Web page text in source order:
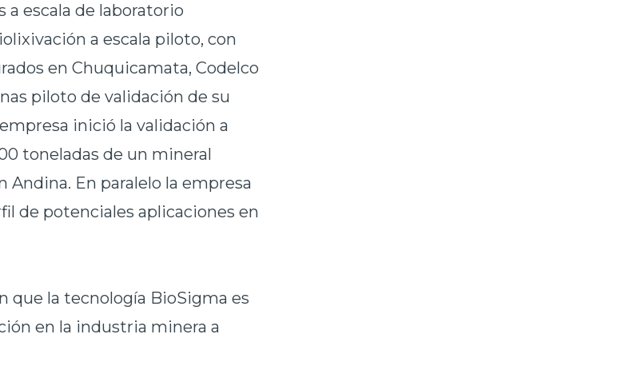
escala de laboratorio
a escala piloto, con
en Chuquicamata, Codelco
piloto de validación de su
inició la validación a
toneladas de un mineral
En paralelo la empresa
de potenciales aplicaciones en
que la tecnología BioSigma es
en la industria minera a